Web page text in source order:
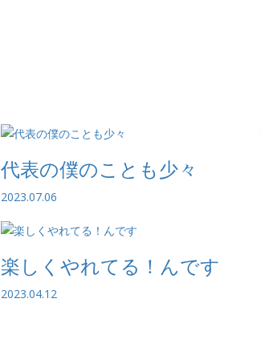
代表の僕のことも少々
2023.07.06
楽しくやれてる！んです
2023.04.12